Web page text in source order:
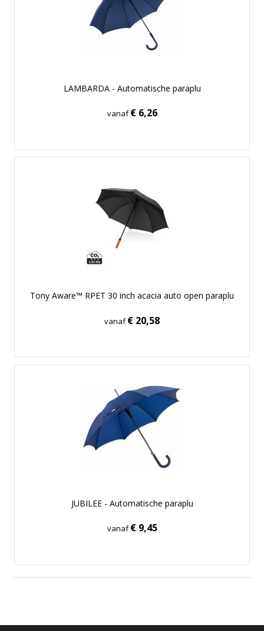
LAMBARDA - Automatische paraplu
vanaf€ 6,26
Tony Aware™ RPET 30 inch acacia auto open paraplu
vanaf€ 20,58
JUBILEE - Automatische paraplu
vanaf€ 9,45